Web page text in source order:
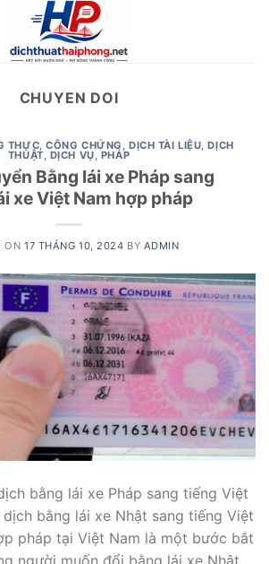
CHUYEN DOI
THỰC,CÔNG CHỨNG , DỊCH TÀI LIỆU,DỊCH
THUẬT, DỊCH VỤ, PHÁP
Bằng lái xe Pháp sang
xe Việt Nam hợp pháp
ON 17 THÁNG 10, 2024 BY ADMIN
bằng lái xe Pháp sang tiếng Việt
bằng lái xe Nhật sang tiếng Việt
pháp tại Việt Nam là một bước bắt
người muốn đổi bằng lái xe Nhật